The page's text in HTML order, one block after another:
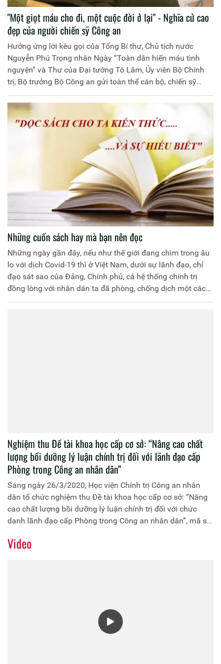
"Một giọt máu cho đi, một cuộc đời ở lại" - Nghĩa cử cao
đẹp của người chiến sỹ Công an
Hưởng ứng lời kêu gọi của Tổng Bí thư, Chủ tịch nước
Nguyễn Phú Trọng nhân Ngày “Toàn dân hiến máu tình
nguyện” và Thư của Đại tướng Tô Lâm, Ủy viên Bộ Chính
trị, Bộ trưởng Bộ Công an gửi toàn thể cán bộ, chiến sỹ
(CBCS) Công an nhân dân tích cực tham gia hiến máu tình
nguyện, sáng 21/4/2020, Học viện Chính trị Công an nhân
phối hợp với Bệnh viện 198 Bộ Công an, Viện Huyết học và
Truyền máu Trung ương tổ chức Chương trình Hiến máu
tình nguyện với chủ đề “Một giọt máu cho đi, một cuộc đời
Những cuốn sách hay mà bạn nên đọc
Những ngày gần đây, nếu như thế giới đang chìm trong âu
lo với dịch Covid-19 thì ở Việt Nam, dưới sự lãnh đạo, chỉ
đạo sát sao của Đảng, Chính phủ, cả hệ thống chính trị
đồng lòng với nhân dân ta đã phòng, chống dịch một cách
chủ động, nhanh chóng, hiệu quả và lan toả tinh thần hợp
Nghiệm thu Đề tài khoa học cấp cơ sở: “Nâng cao chất
lượng bồi dưỡng lý luận chính trị đối với lãnh đạo cấp
Phòng trong Công an nhân dân”
Sáng ngày 26/3/2020, Học viện Chính trị Công an nhân
dân tổ chức nghiệm thu Đề tài khoa học cấp cơ sở: “Nâng
cao chất lượng bồi dưỡng lý luận chính trị đối với chức
danh lãnh đạo cấp Phòng trong Công an nhân dân”, mã số:
Trưởng Khoa Kinh tế chính trị làm chủ nhiệm. Đồng chí
Video